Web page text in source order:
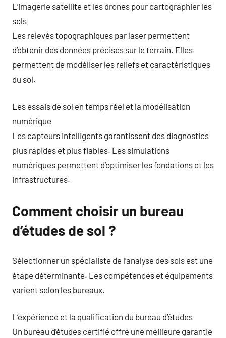
L’imagerie satellite et les drones pour cartographier les
sols
Les relevés topographiques par laser permettent
d’obtenir des données précises sur le terrain. Elles
permettent de modéliser les reliefs et caractéristiques
du sol.
Les essais de sol en temps réel et la modélisation
numérique
Les capteurs intelligents garantissent des diagnostics
plus rapides et plus fiables. Les simulations
numériques permettent d’optimiser les fondations et les
infrastructures.
Comment choisir un bureau
d’études de sol ?
Sélectionner un spécialiste de l’analyse des sols est une
étape déterminante. Les compétences et équipements
varient selon les bureaux.
L’expérience et la qualification du bureau d’études
Un bureau d’études certifié offre une meilleure garantie